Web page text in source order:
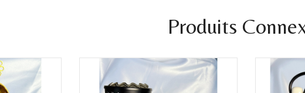
Produits